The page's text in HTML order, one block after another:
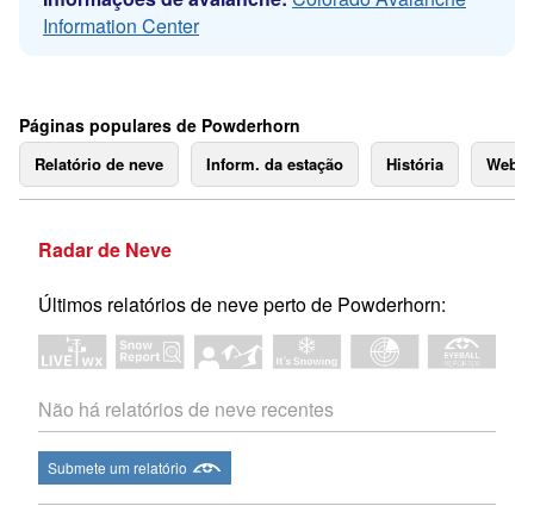
Information Center
Páginas populares de Powderhorn
Relatório de neve Inform. da estação História
Radar de Neve
Últimos relatórios de neve perto de Powderhorn:
Não há relatórios de neve recentes
Submete um relatório